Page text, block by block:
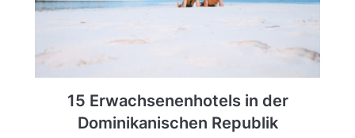
15 Erwachsenenhotels in der
Dominikanischen Republik